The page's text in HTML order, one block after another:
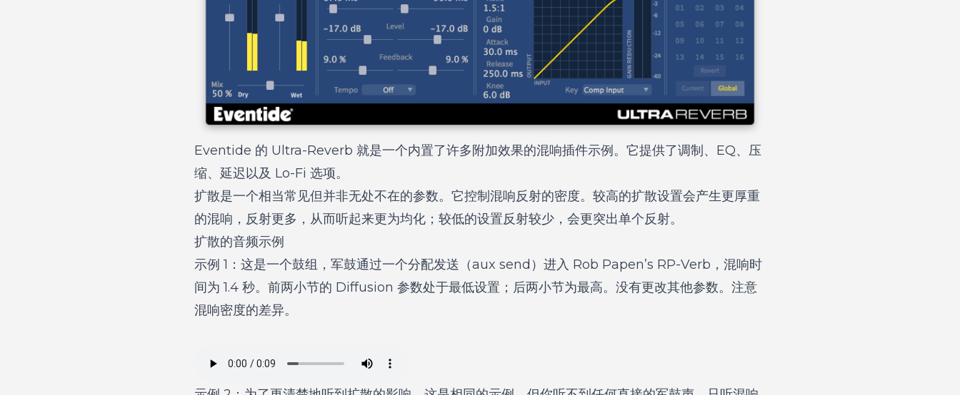
Eventide 的 Ultra-Reverb 就是一个内置了许多附加效果的混响插件示例。它提供了调制、EQ、压
缩、延迟以及 Lo-Fi 选项。
扩散是一个相当常见但并非无处不在的参数。它控制混响反射的密度。较高的扩散设置会产生更厚重
的混响，反射更多，从而听起来更为均化；较低的设置反射较少，会更突出单个反射。
扩散的音频示例
示例 1：这是一个鼓组，军鼓通过一个分配发送（aux send）进入 Rob Papen’s RP-Verb，混响时
间为 1.4 秒。前两小节的 Diffusion 参数处于最低设置；后两小节为最高。没有更改其他参数。注意
混响密度的差异。